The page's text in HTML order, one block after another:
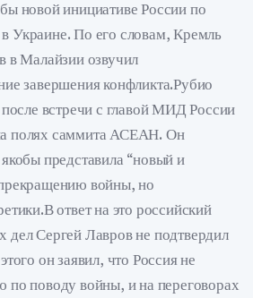
новой инициативе России по
Украине. По его словам, Кремль
в Малайзии озвучил
завершения конфликта.Рубио
после встречи с главой МИД России
полях саммита АСЕАН. Он
представила “новый и
войны, но
ответ на это российский
дел Сергей Лавров не подтвердил
он заявил, что Россия не
по поводу войны, и на переговорах